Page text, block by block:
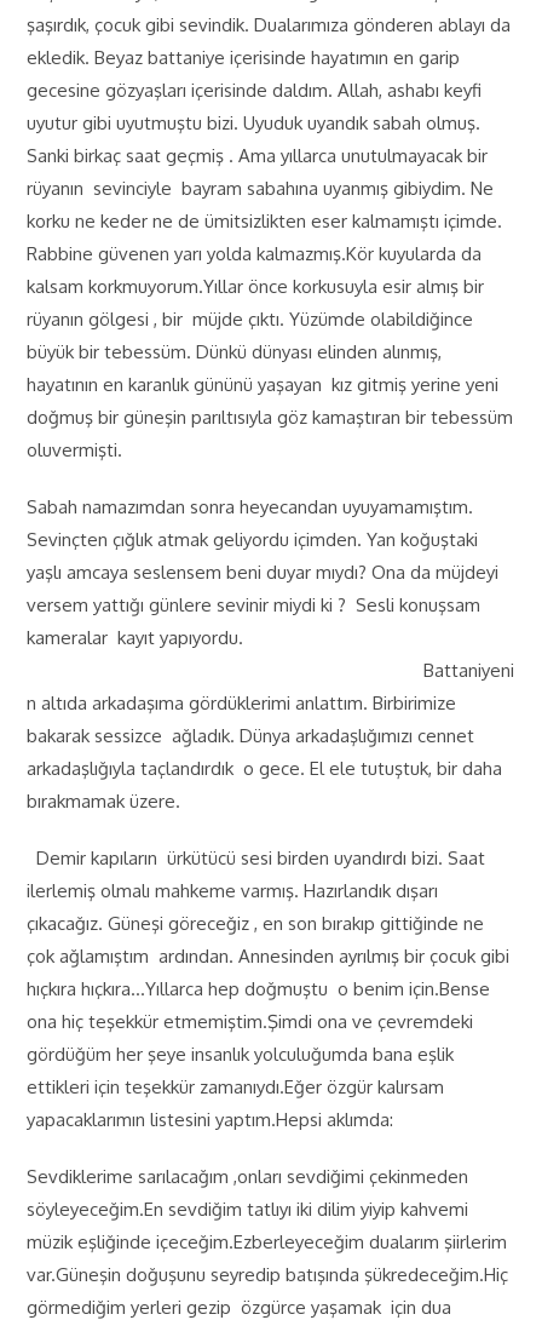
şaşırdık, çocuk gibi sevindik. Dualarımıza gönderen ablayı da
ekledik. Beyaz battaniye içerisinde hayatımın en garip
gecesine gözyaşları içerisinde daldım. Allah, ashabı keyfi
uyutur gibi uyutmuştu bizi. Uyuduk uyandık sabah olmuş.
Sanki birkaç saat geçmiş . Ama yıllarca unutulmayacak bir
rüyanın sevinciyle bayram sabahına uyanmış gibiydim. Ne
korku ne keder ne de ümitsizlikten eser kalmamıştı içimde.
Rabbine güvenen yarı yolda kalmazmış.Kör kuyularda da
kalsam korkmuyorum.Yıllar önce korkusuyla esir almış bir
rüyanın gölgesi , bir müjde çıktı. Yüzümde olabildiğince
büyük bir tebessüm. Dünkü dünyası elinden alınmış,
hayatının en karanlık gününü yaşayan kız gitmiş yerine yeni
doğmuş bir güneşin parıltısıyla göz kamaştıran bir tebessüm
oluvermişti.
Sabah namazımdan sonra heyecandan uyuyamamıştım.
Sevinçten çığlık atmak geliyordu içimden. Yan koğuştaki
yaşlı amcaya seslensem beni duyar mıydı? Ona da müjdeyi
versem yattığı günlere sevinir miydi ki ? Sesli konuşsam
kameralar kayıt yapıyordu.
Battaniyeni
n altıda arkadaşıma gördüklerimi anlattım. Birbirimize
bakarak sessizce ağladık. Dünya arkadaşlığımızı cennet
arkadaşlığıyla taçlandırdık o gece. El ele tutuştuk, bir daha
bırakmamak üzere.
Demir kapıların ürkütücü sesi birden uyandırdı bizi. Saat
ilerlemiş olmalı mahkeme varmış. Hazırlandık dışarı
çıkacağız. Güneşi göreceğiz , en son bırakıp gittiğinde ne
çok ağlamıştım ardından. Annesinden ayrılmış bir çocuk gibi
hıçkıra hıçkıra…Yıllarca hep doğmuştu o benim için.Bense
ona hiç teşekkür etmemiştim.Şimdi ona ve çevremdeki
gördüğüm her şeye insanlık yolculuğumda bana eşlik
ettikleri için teşekkür zamanıydı.Eğer özgür kalırsam
yapacaklarımın listesini yaptım.Hepsi aklımda:
Sevdiklerime sarılacağım ,onları sevdiğimi çekinmeden
söyleyeceğim.En sevdiğim tatlıyı iki dilim yiyip kahvemi
müzik eşliğinde içeceğim.Ezberleyeceğim dualarım şiirlerim
var.Güneşin doğuşunu seyredip batışında şükredeceğim.Hiç
görmediğim yerleri gezip özgürce yaşamak için dua